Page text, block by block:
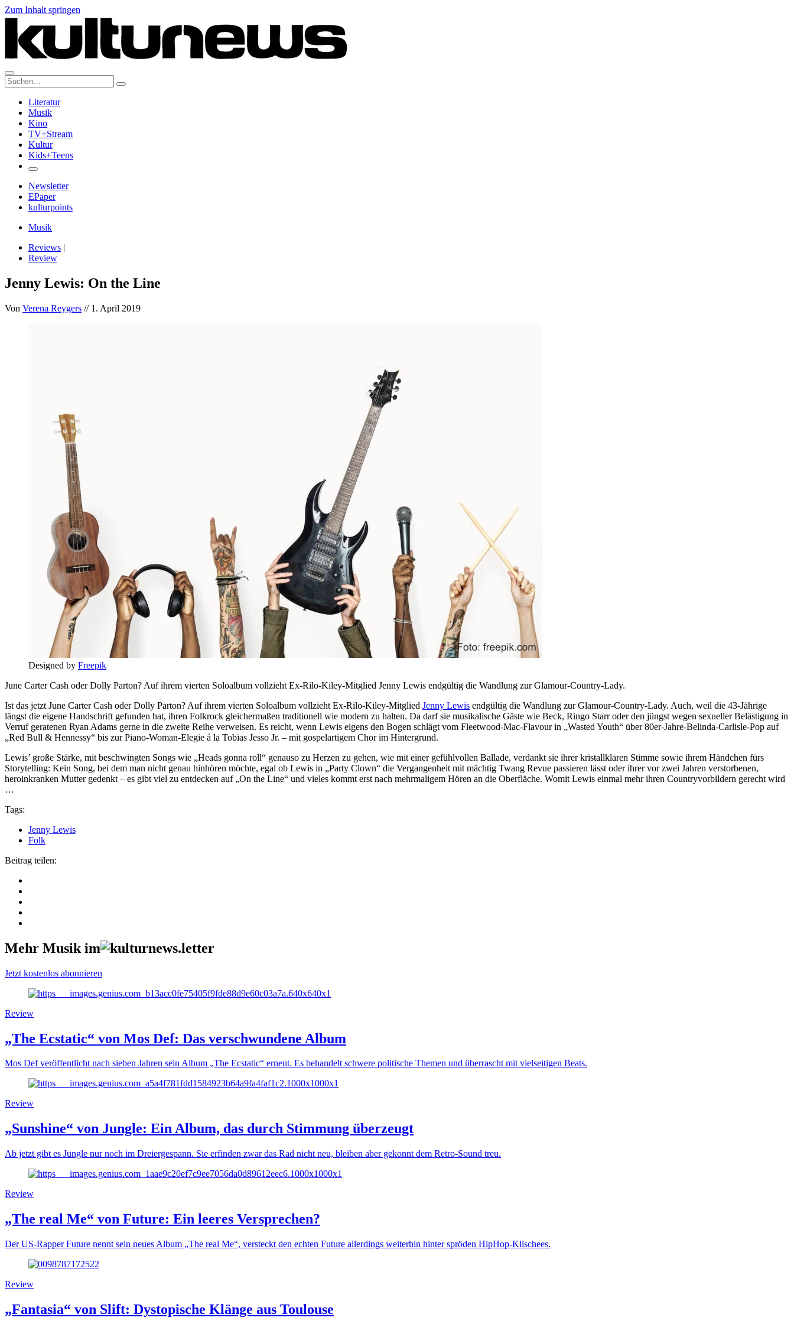
Zum Inhalt springen
Suche:
Literatur
Musik
Kino
TV+Stream
Kultur
Kids+Teens
Newsletter
EPaper
kulturpoints
Musik
Reviews |
Review
Jenny Lewis: On the Line
Von Verena Reygers // 1. April 2019
Designed by Freepik
June Carter Cash oder Dolly Parton? Auf ihrem vierten Soloalbum vollzieht Ex-Rilo-Kiley-Mitglied Jenny Lewis endgültig die Wandlung zur Glamour-Country-Lady.
Ist das jetzt June Carter Cash oder Dolly Parton? Auf ihrem vierten Soloalbum vollzieht Ex-Rilo-Kiley-Mitglied Jenny Lewis endgültig die Wandlung zur Glamour-Country-Lady. Auch, weil die 43-Jährige
längst die eigene Handschrift gefunden hat, ihren Folkrock gleichermaßen traditionell wie modern zu halten. Da darf sie musikalische Gäste wie Beck, Ringo Starr oder den jüngst wegen sexueller Belästigung in
Verruf geratenen Ryan Adams gerne in die zweite Reihe verweisen. Es reicht, wenn Lewis eigens den Bogen schlägt vom Fleetwood-Mac-Flavour in „Wasted Youth“ über 80er-Jahre-Belinda-Carlisle-Pop auf
„Red Bull & Hennessy“ bis zur Piano-Woman-Elegie á la Tobias Jesso Jr. – mit gospelartigem Chor im Hintergrund.
Lewis’ große Stärke, mit beschwingten Songs wie „Heads gonna roll“ genauso zu Herzen zu gehen, wie mit einer gefühlvollen Ballade, verdankt sie ihrer kristallklaren Stimme sowie ihrem Händchen fürs
Storytelling: Kein Song, bei dem man nicht genau hinhören möchte, egal ob Lewis in „Party Clown“ die Vergangenheit mit mächtig Twang Revue passieren lässt oder ihrer vor zwei Jahren verstorbenen,
heroinkranken Mutter gedenkt – es gibt viel zu entdecken auf „On the Line“ und vieles kommt erst nach mehrmaligem Hören an die Oberfläche. Womit Lewis einmal mehr ihren Countryvorbildern gerecht wird
…
Tags:
Jenny Lewis
Folk
Beitrag teilen:
Mehr Musik im
Jetzt kostenlos abonnieren
Review
„The Ecstatic“ von Mos Def: Das verschwundene Album
Mos Def veröffentlicht nach sieben Jahren sein Album „The Ecstatic“ erneut. Es behandelt schwere politische Themen und überrascht mit vielseitigen Beats.
Review
„Sunshine“ von Jungle: Ein Album, das durch Stimmung überzeugt
Ab jetzt gibt es Jungle nur noch im Dreiergespann. Sie erfinden zwar das Rad nicht neu, bleiben aber gekonnt dem Retro-Sound treu.
Review
„The real Me“ von Future: Ein leeres Versprechen?
Der US-Rapper Future nennt sein neues Album „The real Me“, versteckt den echten Future allerdings weiterhin hinter spröden HipHop-Klischees.
Review
„Fantasia“ von Slift: Dystopische Klänge aus Toulouse